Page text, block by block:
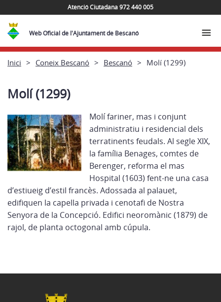
Atenció Ciutadana 972 440 005
Web Oficial de l'Ajuntament de Bescanó
Inici Coneix Bescanó Bescanó Molí (1299)
Molí (1299)
Molí fariner, mas i conjunt
administratiu i residencial dels
terratinents feudals. Al segle XIX,
la família Benages, comtes de
Berenger, reforma el mas
Hospital (1603) fent-ne una casa
d’estiueig d’estil francès. Adossada al palauet,
edifiquen la capella privada i cenotafi de Nostra
Senyora de la Concepció. Edifici neoromànic (1879) de
rajol, de planta octogonal amb cúpula.